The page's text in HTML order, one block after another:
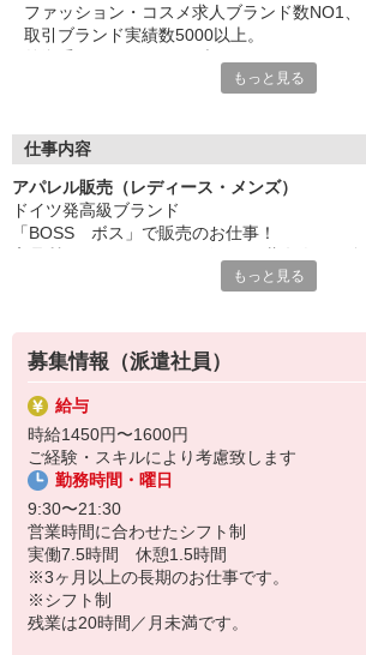
ファッション・コスメ求人ブランド数NO1、
取引ブランド実績数5000以上。
有名アパレルブランドでの様々なお仕事を御
販売や美容、PRなど、各分野に特化した
興味はあるけれどファッション・コスメ業界
どのように始めたら良いか分からない方、
販売スキルに磨きをかけたい現職の方、
様々なご要望にお応えできる幅広いカリキュ
iDAにご登録頂いた方は、全ての研修が無料
もっと見る
仕事内容
アパレル販売（レディース・メンズ）
ドイツ発高級ブランド
「BOSS ボス」で販売のお仕事！
具体的に…
・接客販売
・レジ、会計補助
・商品陳列、ディスプレイ
・在庫管理
・店内の清掃
・裾上げ、フィッティング など
【期間】即日〜長期 ※開始日ご相談ください
【勤務地】ららぽーとエキスポシティ
【服装】黒スーツ＋黒or白のスニーカーのご用
【ポイント】
もっと見る
募集情報（派遣社員）
給与
時給1450円〜1600円
ご経験・スキルにより考慮致します
勤務時間・曜日
9:30〜21:30
営業時間に合わせたシフト制
実働7.5時間 休憩1.5時間
※3ヶ月以上の長期のお仕事です。
※シフト制
残業は20時間／月未満です。